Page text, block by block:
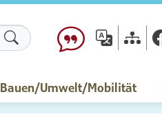
Formularschaltfläche
Bauen/Umwelt/Mobilität